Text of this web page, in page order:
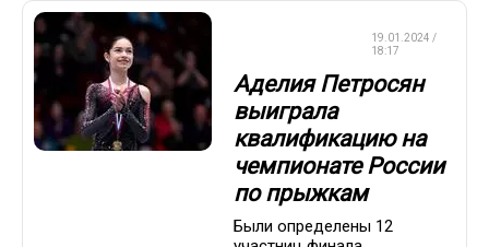
19.01.2024 /
18:17
Аделия Петросян
выиграла
квалификацию на
чемпионате России
по прыжкам
Были определены 12